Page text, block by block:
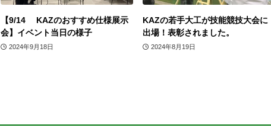
【9/14 KAZのおすすめ仕様展示
会】イベント当日の様子
2024年9月18日
KAZの若手大工が技能競技大会に
出場！表彰されました。
2024年8月19日